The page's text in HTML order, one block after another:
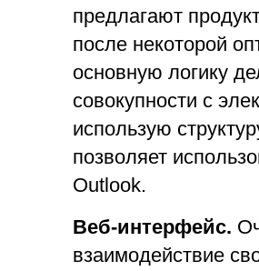
предлагают
после некоторой
основную логику
совокупности с
использую
позволяет
Outlook.
Веб-интерфейс.
взаимодействие